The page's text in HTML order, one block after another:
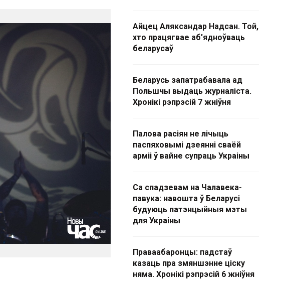
Айцец Аляксандар Надсан. Той,
хто працягвае аб'ядноўваць
беларусаў
Беларусь запатрабавала ад
Польшчы выдаць журналіста.
Хронікі рэпрэсій 7 жніўня
Палова расіян не лічыць
паспяховымі дзеянні сваёй
арміі ў вайне супраць Украіны
Са спадзевам на Чалавека-
павука: навошта ў Беларусі
будуюць патэнцыйныя мэты
для Украіны
Праваабаронцы: падстаў
казаць пра змяншэнне ціску
няма. Хронікі рэпрэсій 6 жніўня